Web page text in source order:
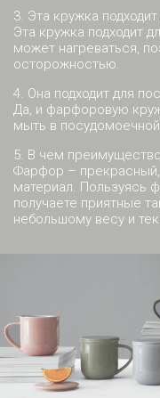
3. Эта кружка
Эта кружка подходит
может нагреваться,
осторожностью.
4. Она подходит для
Да, и фарфоровую
мыть в
5. В чем
Фарфор – прекрасный,
материал. Пользуясь
получаете приятные
небольшому весу и